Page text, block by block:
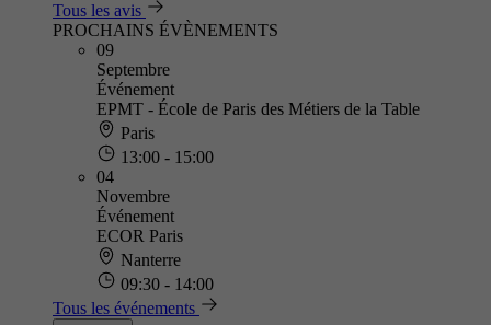
Tous les avis
PROCHAINS ÉVÈNEMENTS
09
Septembre
Événement
EPMT - École de Paris des Métiers de la Table
Paris
13:00 - 15:00
04
Novembre
Événement
ECOR Paris
Nanterre
09:30 - 14:00
Tous les événements